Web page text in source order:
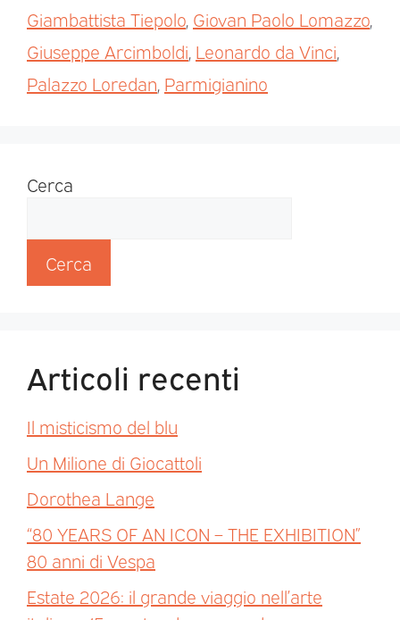
Giambattista Tiepolo, Giovan Paolo Lomazzo,
Giuseppe Arcimboldi, Leonardo da Vinci,
Palazzo Loredan, Parmigianino
Cerca
Cerca
Articoli recenti
Il misticismo del blu
Un Milione di Giocattoli
Dorothea Lange
“80 YEARS OF AN ICON – THE EXHIBITION”
80 anni di Vespa
Estate 2026: il grande viaggio nell’arte